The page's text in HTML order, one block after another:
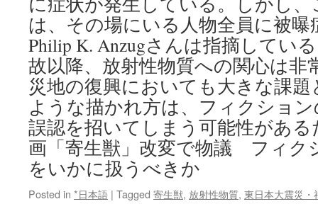
は、その場にいる人物全員に被
Philip K. Anzugさんは指摘してい
故以降、放射性物質への関心は非
災地の復興においても大きな課
ような描かれ方は、フィクショ
誤認を招いてしまう可能性があ
画「寄生獣」改変で物議 フィク
をいかに扱うべきか
Posted in *日本語 | Tagged 寄生獣, 放射性物質, 東日本大震災・